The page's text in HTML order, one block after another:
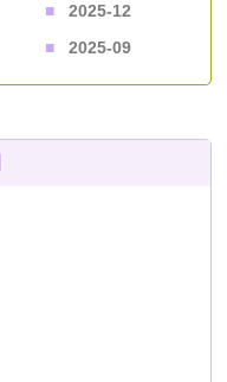
2025-12
2025-09